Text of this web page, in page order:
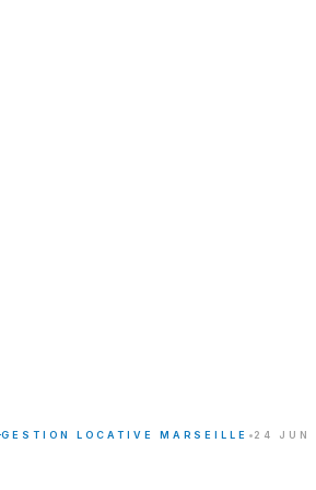
GESTION LOCATIVE MARSEILLE •24 JUN